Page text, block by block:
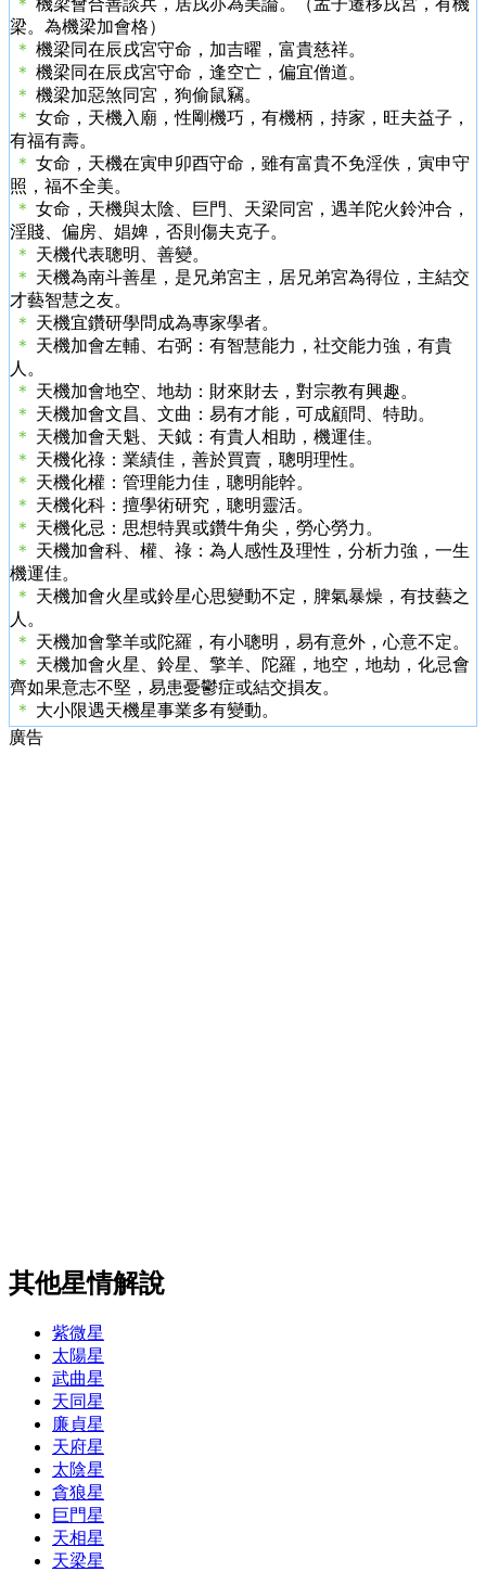
梁。為機梁加會格）
＊ 機梁同在辰戌宮守命，加吉曜，富貴慈祥。
＊ 機梁同在辰戌宮守命，逢空亡，偏宜僧道。
＊ 機梁加惡煞同宮，狗偷鼠竊。
＊ 女命，天機入廟，性剛機巧，有機柄，持家，旺夫益子，
有福有壽。
＊ 女命，天機在寅申卯酉守命，雖有富貴不免淫佚，寅申守
照，福不全美。
＊ 女命，天機與太陰、巨門、天梁同宮，遇羊陀火鈴沖合，
淫賤、偏房、娼婢，否則傷夫克子。
＊ 天機代表聰明、善變。
＊ 天機為南斗善星，是兄弟宮主，居兄弟宮為得位，主結交
才藝智慧之友。
＊ 天機宜鑽研學問成為專家學者。
＊ 天機加會左輔、右弼：有智慧能力，社交能力強，有貴
人。
＊ 天機加會地空、地劫：財來財去，對宗教有興趣。
＊ 天機加會文昌、文曲：易有才能，可成顧問、特助。
＊ 天機加會天魁、天鉞：有貴人相助，機運佳。
＊ 天機化祿：業績佳，善於買賣，聰明理性。
＊ 天機化權：管理能力佳，聰明能幹。
＊ 天機化科：擅學術研究，聰明靈活。
＊ 天機化忌：思想特異或鑽牛角尖，勞心勞力。
＊ 天機加會科、權、祿：為人感性及理性，分析力強，一生
機運佳。
＊ 天機加會火星或鈴星心思變動不定，脾氣暴燥，有技藝之
人。
＊ 天機加會擎羊或陀羅，有小聰明，易有意外，心意不定。
＊ 天機加會火星、鈴星、擎羊、陀羅，地空，地劫，化忌會
齊如果意志不堅，易患憂鬱症或結交損友。
＊ 大小限遇天機星事業多有變動。
廣告
其他星情解說
紫微星
太陽星
武曲星
天同星
廉貞星
天府星
太陰星
貪狼星
巨門星
天相星
天梁星